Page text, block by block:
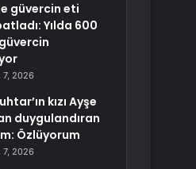
güvercin eti
Yılda 600
7, 2026
kızı Ayşe
duygulandıran
Özlüyorum
7, 2026